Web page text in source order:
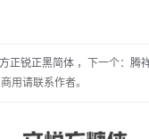
方正锐正黑简体 ， 下一个： 腾
用请联系作者。